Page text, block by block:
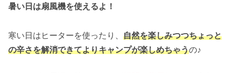
暑い日は扇風機を使えるよ！
寒い日はヒーターを使ったり、 自然を楽しみつつちょっと
の辛さを解消できてよりキャンプが楽しめちゃうの♪